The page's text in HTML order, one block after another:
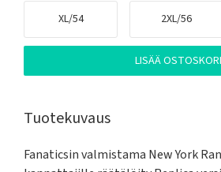
XL/54 2XL/56
LISÄÄ
Tuotekuvaus
Fanaticsin valmistama New York